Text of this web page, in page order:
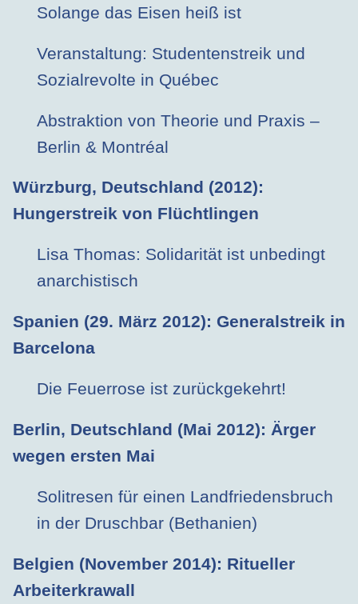
Solange das Eisen heiß ist
Veranstaltung: Studentenstreik und
Sozialrevolte in Québec
Abstraktion von Theorie und Praxis –
Berlin & Montréal
Würzburg, Deutschland (2012):
Hungerstreik von Flüchtlingen
Lisa Thomas: Solidarität ist unbedingt
anarchistisch
Spanien (29. März 2012): Generalstreik in
Barcelona
Die Feuerrose ist zurückgekehrt!
Berlin, Deutschland (Mai 2012): Ärger
wegen ersten Mai
Solitresen für einen Landfriedensbruch
in der Druschbar (Bethanien)
Belgien (November 2014): Ritueller
Arbeiterkrawall